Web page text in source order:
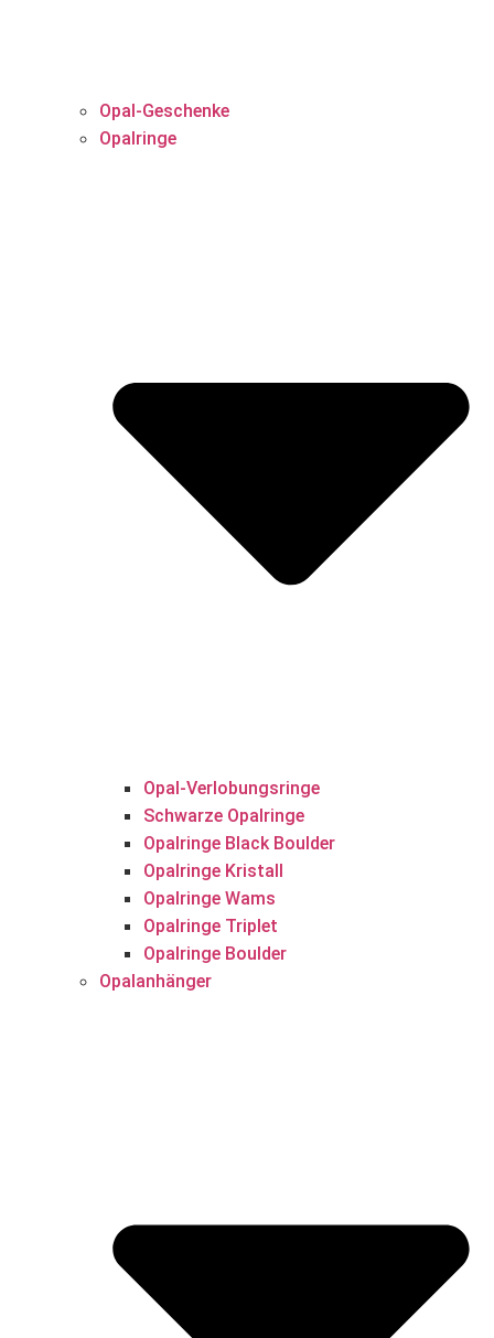
Opal-Geschenke
Opalringe
Opal-Verlobungsringe
Schwarze Opalringe
Opalringe Black Boulder
Opalringe Kristall
Opalringe Wams
Opalringe Triplet
Opalringe Boulder
Opalanhänger